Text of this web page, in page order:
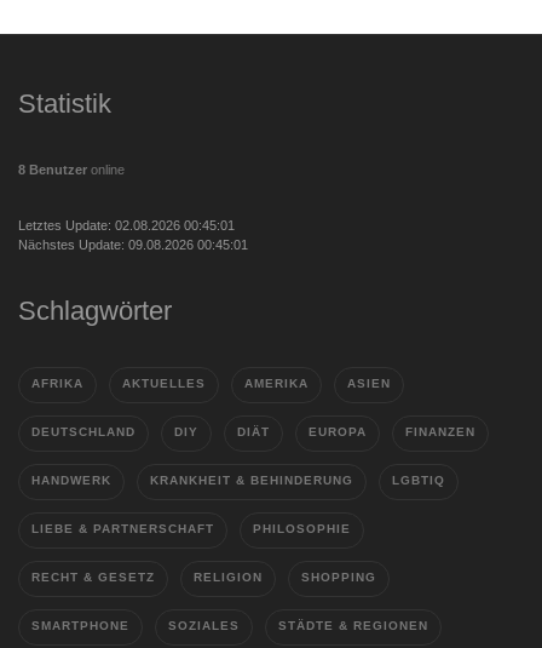
Statistik
8 Benutzer online
Letztes Update: 02.08.2026 00:45:01
Nächstes Update: 09.08.2026 00:45:01
Schlagwörter
AFRIKA AKTUELLES AMERIKA ASIEN
DEUTSCHLAND DIY DIÄT EUROPA FINANZEN
HANDWERK KRANKHEIT & BEHINDERUNG LGBTIQ
LIEBE & PARTNERSCHAFT PHILOSOPHIE
RECHT & GESETZ RELIGION SHOPPING
SMARTPHONE SOZIALES STÄDTE & REGIONEN